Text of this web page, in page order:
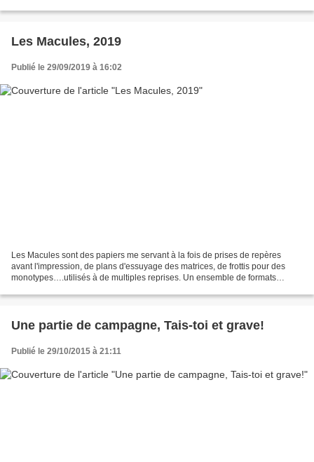
Les Macules, 2019
Publié le 29/09/2019 à 16:02
Les Macules sont des papiers me servant à la fois de prises de repères
avant l'impression, de plans d'essuyage des matrices, de frottis pour des
monotypes….utilisés à de multiples reprises. Un ensemble de formats
Une partie de campagne, Tais-toi et grave!
Publié le 29/10/2015 à 21:11